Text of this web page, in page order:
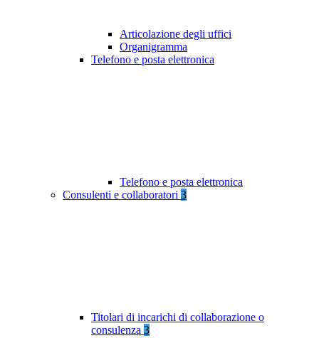
Articolazione degli uffici
Organigramma
Telefono e posta elettronica
Telefono e posta elettronica
Consulenti e collaboratori 3
Titolari di incarichi di collaborazione o
consulenza 3